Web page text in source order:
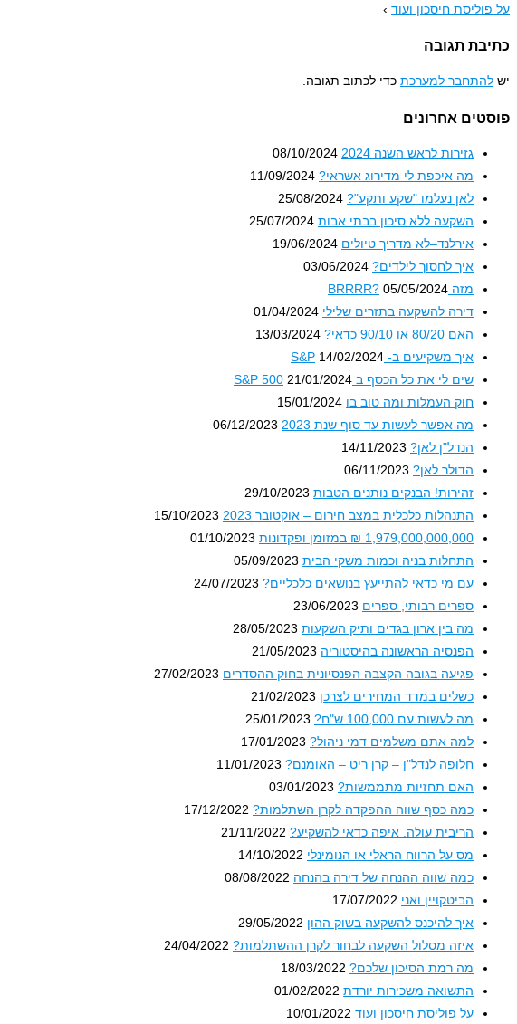
על פוליסת חיסכון ועוד ›
כתיבת תגובה
יש להתחבר למערכת כדי לכתוב תגובה.
פוסטים אחרונים
גזירות לראש השנה 2024
08/10/2024
מה איכפת לי מדירוג אשראי? 11/09/2024
לאן נעלמו "שקע ותקע"? 25/08/2024
השקעה ללא סיכון בבתי אבות 25/07/2024
אירלנד–לא מדריך טיולים 19/06/2024
איך לחסוך לילדים? 03/06/2024
מזה BRRRR? 05/05/2024
דירה להשקעה בתזרים שלילי 01/04/2024
האם 80/20 או 90/10 כדאי?
13/03/2024
איך משקיעים ב- S&P 14/02/2024
שים לי את כל הכסף ב S&P 500 21/01/2024
חוק העמלות ומה טוב בו 15/01/2024
מה אפשר לעשות עד סוף שנת 2023
06/12/2023
הנדל"ן לאן? 14/11/2023
הדולר לאן? 06/11/2023
זהירות! הבנקים נותנים הטבות 29/10/2023
התנהלות כלכלית במצב חירום – אוקטובר 2023
15/10/2023
1,979,000,000,000 ₪ במזומן ופקדונות
01/10/2023
התחלות בניה וכמות משקי הבית 05/09/2023
עם מי כדאי להתייעץ בנושאים כלכליים? 24/07/2023
ספרים רבותי, ספרים 23/06/2023
מה בין ארון בגדים ותיק השקעות 28/05/2023
הפנסיה הראשונה בהיסטוריה 21/05/2023
פגיעה בגובה הקצבה הפנסיונית בחוק ההסדרים 27/02/2023
כשלים במדד המחירים לצרכן 21/02/2023
מה לעשות עם 100,000 ש"ח?
25/01/2023
למה אתם משלמים דמי ניהול? 17/01/2023
חלופה לנדל"ן – קרן ריט – האומנם? 11/01/2023
האם תחזיות מתממשות? 03/01/2023
כמה כסף שווה ההפקדה לקרן השתלמות? 17/12/2022
הריבית עולה. איפה כדאי להשקיע? 21/11/2022
מס על הרווח הראלי או הנומינלי 14/10/2022
כמה שווה ההנחה של דירה בהנחה 08/08/2022
הביטקויין ואני 17/07/2022
איך להיכנס להשקעה בשוק ההון 29/05/2022
איזה מסלול השקעה לבחור לקרן ההשתלמות? 24/04/2022
מה רמת הסיכון שלכם? 18/03/2022
התשואה משכירות יורדת 01/02/2022
על פוליסת חיסכון ועוד 10/01/2022